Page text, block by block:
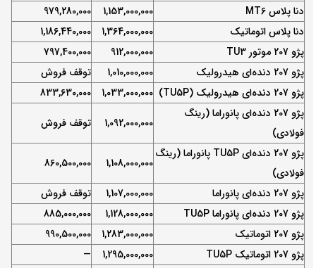
دنا پلاس MT6
1,153,000,000
979,280,000
دنا پلاس اتوماتیک
1,364,000,000
1,186,440,000
پژو 207 موتور TU3
912,000,000
797,400,000
پژو 207 دنده‌ای هیدرولیک
1,010,000,000
توقف فروش
پژو 207 دنده‌ای هیدرولیک (TU5P)
1,033,000,000
833,630,000
پژو 207 دنده‌ای پانوراما (رینگ
فولادی)
1,092,000,000
توقف فروش
پژو 207 دنده‌ای TU5P پانوراما (رینگ
فولادی)
1,108,000,000
860,500,000
پژو 207 دنده‌ای پانوراما
1,107,000,000
توقف فروش
پژو 207 دنده‌ای پانوراما TU5P
1,128,000,000
885,000,000
پژو 207 اتوماتیک
1,283,000,000
990,500,000
پژو 207 اتوماتیک TU5P
1,295,000,000
—